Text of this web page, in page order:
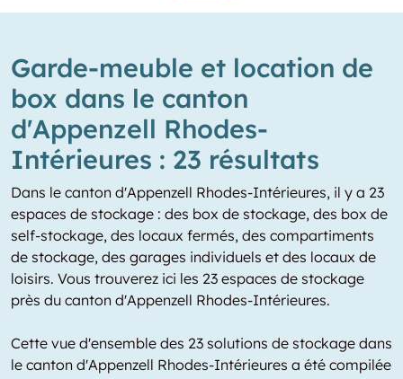
Garde-meuble et location de
box dans le canton
d'Appenzell Rhodes-
Intérieures : 23 résultats
Dans le canton d'Appenzell Rhodes-Intérieures, il y a 23
espaces de stockage : des box de stockage, des box de
self-stockage, des locaux fermés, des compartiments
de stockage, des garages individuels et des locaux de
loisirs. Vous trouverez ici les 23 espaces de stockage
près du canton d'Appenzell Rhodes-Intérieures.
Cette vue d'ensemble des 23 solutions de stockage dans
le canton d'Appenzell Rhodes-Intérieures a été compilée